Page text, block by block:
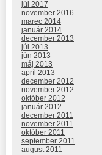
júl 2017
november 2016
marec 2014
január 2014
december 2013
júl 2013
jún 2013
máj 2013
apríl 2013
december 2012
november 2012
október 2012
január 2012
december 2011
november 2011
október 2011
september 2011
august 2011